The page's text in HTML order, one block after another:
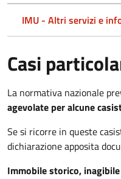
IMU - Altri servizi e
Casi
La normativa nazionale
agevolate per alcune
Se si ricorre in queste
dichiarazione apposita
Immobile storico,